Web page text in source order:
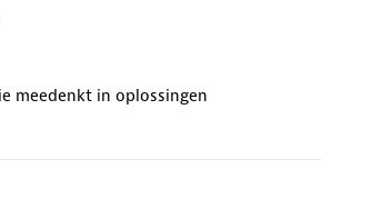
meedenkt in oplossingen